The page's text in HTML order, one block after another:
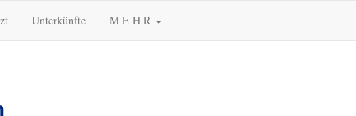
Unterkünfte M E H R